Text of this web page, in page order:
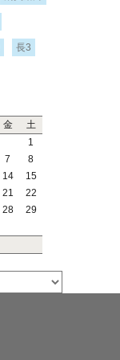
長3
金 土
1
7
8
14
15
21
22
28
29